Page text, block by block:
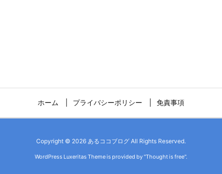
ホーム プライバシーポリシー 免責事項
Copyright © 2026 あるココブログ All Rights Reserved.
WordPress Luxeritas Theme is provided by "Thought is free".